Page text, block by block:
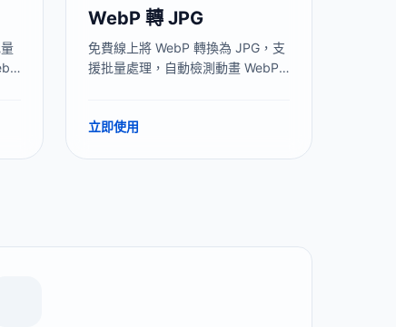
WebP 轉 JPG
免費線上將 WebP 轉換為 JPG，支
援批量處理，自動檢測動畫 WebP
立即使用